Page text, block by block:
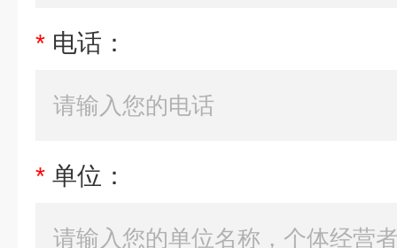
* 电话：
* 单位：